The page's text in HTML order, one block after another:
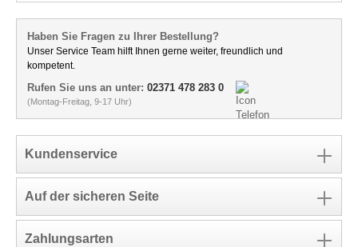
Haben Sie Fragen zu Ihrer Bestellung?
Unser Service Team hilft Ihnen gerne weiter, freundlich und
kompetent.
Rufen Sie uns an unter: 02371 478 283 0
(Montag-Freitag, 9-17 Uhr)
Kundenservice
Auf der sicheren Seite
Zahlungsarten